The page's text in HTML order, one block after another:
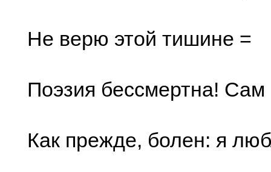
Не верю этой тишине =
Поэзия бессмертна!
Как прежде, болен: я